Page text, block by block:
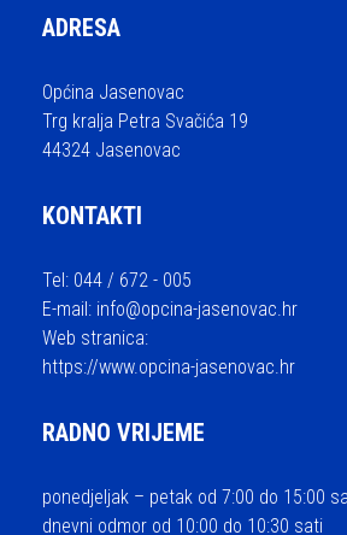
ADRESA
Općina Jasenovac
Trg kralja Petra Svačića 19
44324 Jasenovac
KONTAKTI
Tel: 044 / 672 - 005
E-mail: info@opcina-jasenovac.hr
Web stranica:
https://www.opcina-jasenovac.hr
RADNO VRIJEME
ponedjeljak – petak od 7:00 do 15:00
dnevni odmor od 10:00 do 10:30 sati